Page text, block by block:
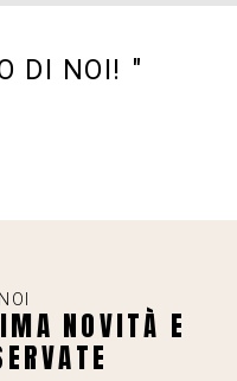
DI NOI! "
NOVITÀ E